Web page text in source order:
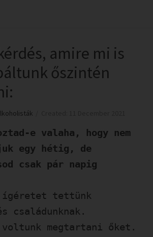
amire mi is
őszintén
e valaha, hogy nem
egy hétig, de
csak pár napig
ígéretet tettünk
családunknak.
voltunk megtartani őket.